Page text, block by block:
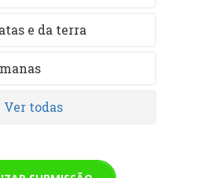
e da terra
Ver todas